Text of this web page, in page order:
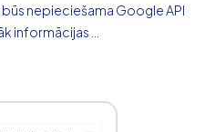
nepieciešama Google API
informācijas ...